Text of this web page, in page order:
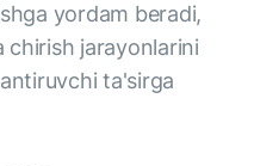
yordam beradi,
jarayonlarini
ta'sirga